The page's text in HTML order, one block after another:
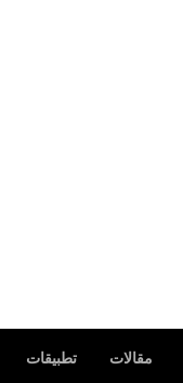
مقالات تطبيقات